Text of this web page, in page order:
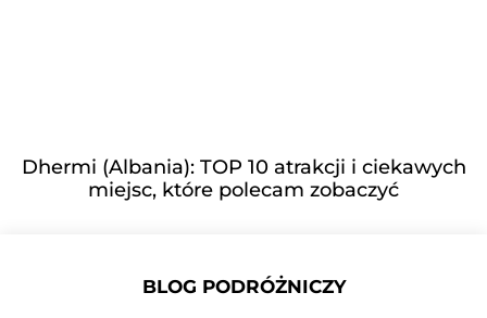
Dhermi (Albania): TOP 10 atrakcji i ciekawych
miejsc, które polecam zobaczyć
BLOG PODRÓŻNICZY